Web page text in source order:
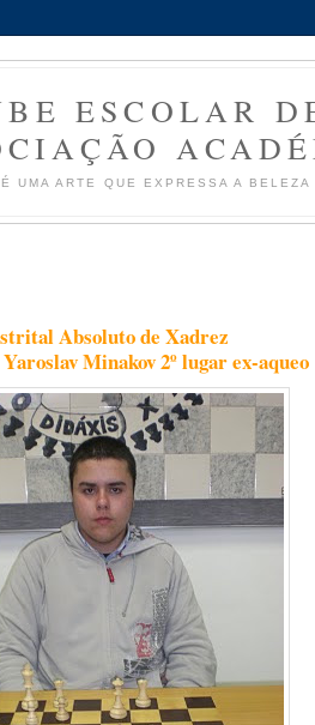
ESCOLAR
É UMA ARTE QUE EXPRESSA A
Absoluto de Xadrez
Minakov 2º lugar ex-aqueo